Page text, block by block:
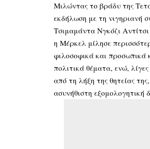
Μιλώντας το βράδυ της
εκδήλωση με τη νιγηριανή
Τσιμαμάντα Νγκόζι
η Μέρκελ μίλησε
φιλοσοφικά και προσωπικά
πολιτικά θέματα, ενώ,
από τη λήξη της θητείας
ασυνήθιστη εξομολογητική